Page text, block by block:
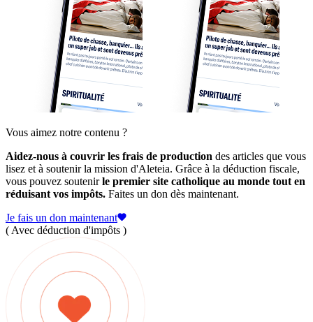
Vous aimez notre contenu ?
Aidez-nous à couvrir les frais de production des articles que vous
lisez et à soutenir la mission d'Aleteia. Grâce à la déduction fiscale,
vous pouvez soutenirle premier site catholique au monde tout en
réduisant vos impôts. Faites un don dès maintenant.
Je fais un don maintenant
( Avec déduction d'impôts )